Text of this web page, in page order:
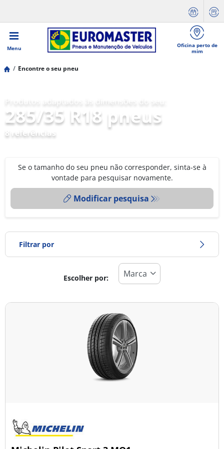
Menu
Oficina perto de
mim
Encontre o seu pneu
285/35 R18 pneus
8 referências
Se o tamanho do seu pneu não corresponder, sinta-se à
vontade para pesquisar novamente.
Modificar pesquisa
Filtrar por
Todos os tipos (8)
Todas as estações (0)
Ligeiro (8)
Escolher por: